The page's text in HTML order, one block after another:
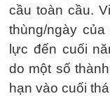
cầu toàn cầu.
thùng/ngày
lực đến cuối
do một số
hạn vào cuối